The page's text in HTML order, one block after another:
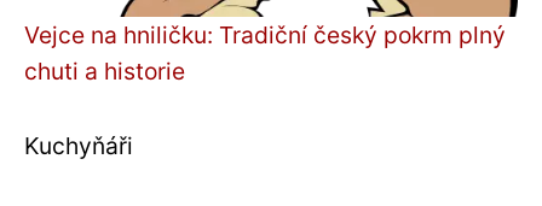
Vejce na hniličku: Tradiční český pokrm plný
chuti a historie
Kuchyňáři